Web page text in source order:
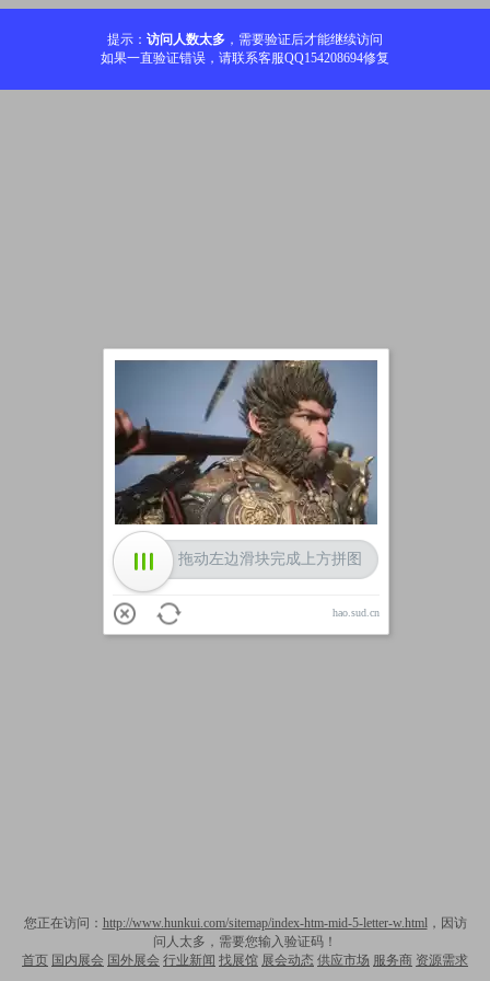
提示： 访问人数太多 ，需要验证后才能继续访问
如果一直验证错误，请联系客服QQ154208694修复
您正在访问： http://www.hunkui.com/sitemap/index-htm-mid-5-letter-w.html，因访
问人太多，需要您输入验证码！
首页 国内展会 国外展会 行业新闻 找展馆 展会动态 供应市场 服务商 资源需求
加载中
拖动左边滑块完成上方拼图
hao.sud.cn